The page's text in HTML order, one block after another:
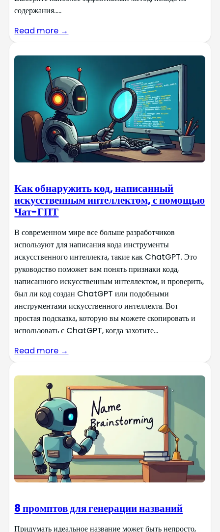
содержания.....
Read more →
Как обнаружить код, написанный
искусственным интеллектом, с помощью
Чат-ГПТ
В современном мире все больше разработчиков
используют для написания кода инструменты
искусственного интеллекта, такие как ChatGPT. Это
руководство поможет вам понять признаки кода,
написанного искусственным интеллектом, и проверить,
был ли код создан ChatGPT или подобными
инструментами искусственного интеллекта. Вот
простая подсказка, которую вы можете скопировать и
использовать с ChatGPT, когда захотите...
Read more →
8 промптов для генерации названий
Придумать идеальное название может быть непросто,